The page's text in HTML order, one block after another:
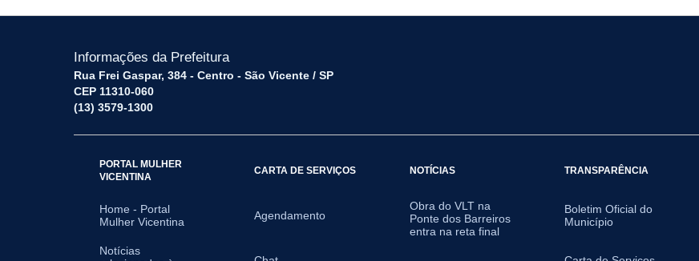
Informações da Prefeitura
Rua Frei Gaspar, 384 - Centro - São Vicente / SP
CEP 11310-060
(13) 3579-1300
PORTAL MULHER
VICENTINA
Home - Portal
Mulher Vicentina
Notícias
CARTA DE SERVIÇOS
Agendamento
NOTÍCIAS
Obra do VLT na
Ponte dos Barreiros
entra na reta final
TRANSPARÊNCIA
Boletim Oficial do
Município